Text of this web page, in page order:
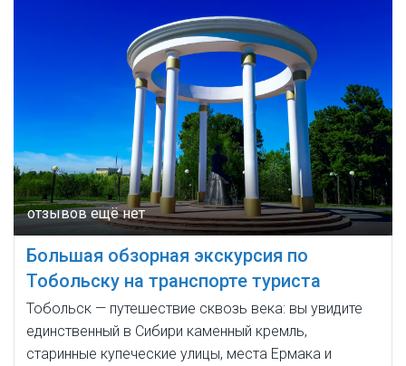
Большая обзорная экскурсия по
Тобольску на транспорте туриста
Тобольск — путешествие сквозь века: вы увидите
единственный в Сибири каменный кремль,
старинные купеческие улицы, места Ермака и